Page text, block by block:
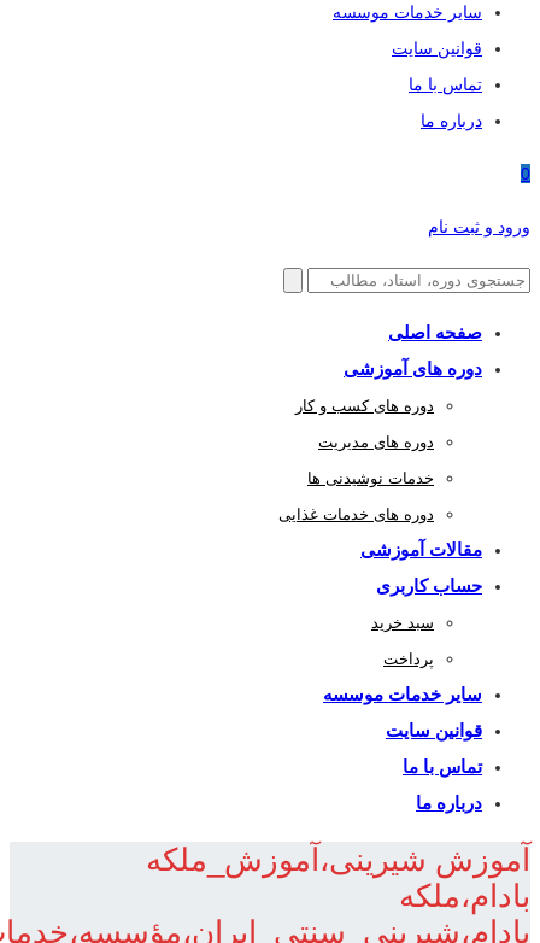
سایر خدمات موسسه
قوانین سایت
تماس با ما
درباره ما
0
ورود و ثبت نام
صفحه اصلی
دوره های آموزشی
دوره های کسب و کار
دوره های مدیریت
خدمات نوشیدنی ها
دوره های خدمات غذایی
مقالات آموزشی
حساب کاربری
سبد خرید
پرداخت
سایر خدمات موسسه
قوانین سایت
تماس با ما
درباره ما
آموزش شیرینی،آموزش_ملکه
بادام،ملکه